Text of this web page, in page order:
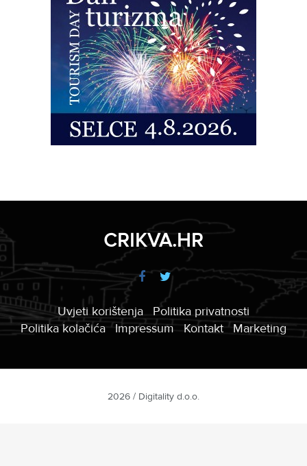
CRIKVA.HR
Uvjeti korištenja
Politika privatnosti
Politika kolačića
Impressum Kontakt Marketing
2026 / Digitality d.o.o.